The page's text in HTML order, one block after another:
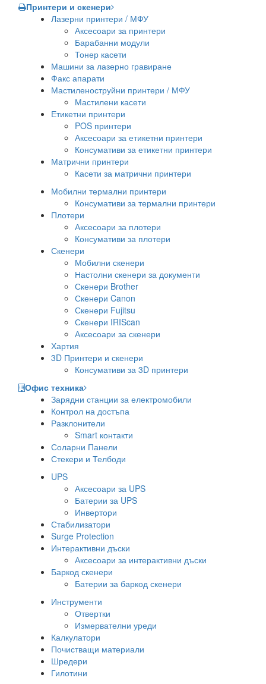
Принтери и скенери
Лазерни принтери / МФУ
Аксесоари за принтери
Барабанни модули
Тонер касети
Машини за лазерно гравиране
Факс апарати
Мастиленоструйни принтери / МФУ
Мастилени касети
Етикетни принтери
POS принтери
Аксесоари за етикетни принтери
Консумативи за етикетни принтери
Матрични принтери
Касети за матрични принтери
Мобилни термални принтери
Консумативи за термални принтери
Плотери
Аксесоари за плотери
Консумативи за плотери
Скенери
Мобилни скенери
Настолни скенери за документи
Скенери Brother
Скенери Canon
Скенери Fujitsu
Скенери IRIScan
Аксесоари за скенери
Хартия
3D Принтери и скенери
Консумативи за 3D принтери
Офис техника
Зарядни станции за електромобили
Контрол на достъпа
Разклонители
Smart контакти
Соларни Панели
Стекери и Телбоди
UPS
Аксесоари за UPS
Батерии за UPS
Инвертори
Стабилизатори
Surge Protection
Интерактивни дъски
Аксесоари за интерактивни дъски
Баркод скенери
Батерии за баркод скенери
Инструменти
Отвертки
Измервателни уреди
Калкулатори
Почистващи материали
Шредери
Гилотини